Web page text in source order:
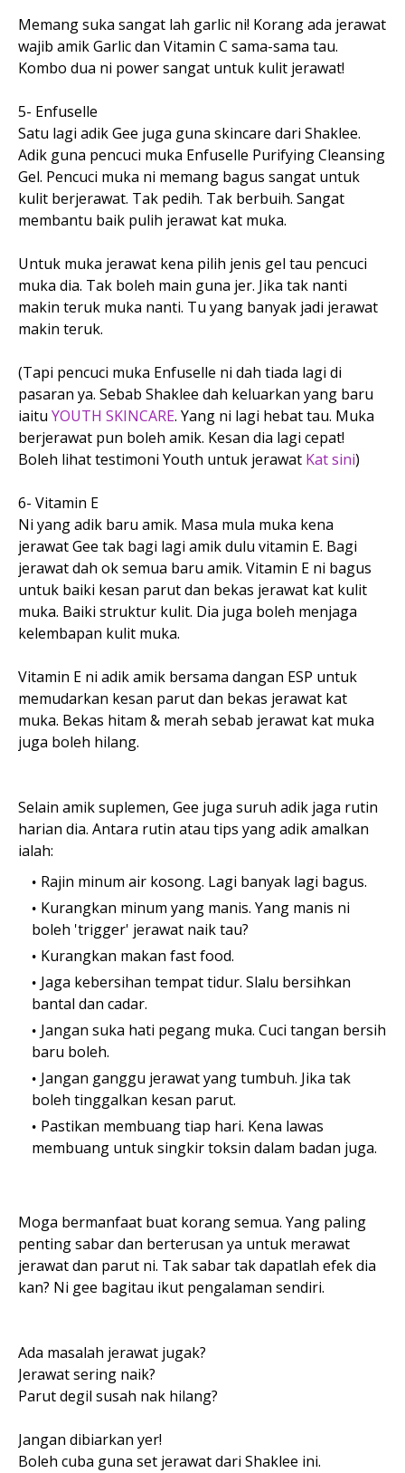
Memang suka sangat lah garlic ni! Korang ada jerawat
wajib amik Garlic dan Vitamin C sama-sama tau.
Kombo dua ni power sangat untuk kulit jerawat!
5- Enfuselle
Satu lagi adik Gee juga guna skincare dari Shaklee.
Adik guna pencuci muka Enfuselle Purifying Cleansing
Gel. Pencuci muka ni memang bagus sangat untuk
kulit berjerawat. Tak pedih. Tak berbuih. Sangat
membantu baik pulih jerawat kat muka.
Untuk muka jerawat kena pilih jenis gel tau pencuci
muka dia. Tak boleh main guna jer. Jika tak nanti
makin teruk muka nanti. Tu yang banyak jadi jerawat
makin teruk.
(Tapi pencuci muka Enfuselle ni dah tiada lagi di
pasaran ya. Sebab Shaklee dah keluarkan yang baru
iaitu YOUTH SKINCARE. Yang ni lagi hebat tau. Muka
berjerawat pun boleh amik. Kesan dia lagi cepat!
Boleh lihat testimoni Youth untuk jerawat Kat sini)
6- Vitamin E
Ni yang adik baru amik. Masa mula muka kena
jerawat Gee tak bagi lagi amik dulu vitamin E. Bagi
jerawat dah ok semua baru amik. Vitamin E ni bagus
untuk baiki kesan parut dan bekas jerawat kat kulit
muka. Baiki struktur kulit. Dia juga boleh menjaga
kelembapan kulit muka.
Vitamin E ni adik amik bersama dangan ESP untuk
memudarkan kesan parut dan bekas jerawat kat
muka. Bekas hitam & merah sebab jerawat kat muka
juga boleh hilang.
Selain amik suplemen, Gee juga suruh adik jaga rutin
harian dia. Antara rutin atau tips yang adik amalkan
ialah:
Rajin minum air kosong. Lagi banyak lagi bagus.
Kurangkan minum yang manis. Yang manis ni
boleh 'trigger' jerawat naik tau?
Kurangkan makan fast food.
Jaga kebersihan tempat tidur. Slalu bersihkan
bantal dan cadar.
Jangan suka hati pegang muka. Cuci tangan bersih
baru boleh.
Jangan ganggu jerawat yang tumbuh. Jika tak
boleh tinggalkan kesan parut.
Pastikan membuang tiap hari. Kena lawas
membuang untuk singkir toksin dalam badan juga.
Moga bermanfaat buat korang semua. Yang paling
penting sabar dan berterusan ya untuk merawat
jerawat dan parut ni. Tak sabar tak dapatlah efek dia
kan? Ni gee bagitau ikut pengalaman sendiri.
Ada masalah jerawat jugak?
Jerawat sering naik?
Parut degil susah nak hilang?
Jangan dibiarkan yer!
Boleh cuba guna set jerawat dari Shaklee ini.